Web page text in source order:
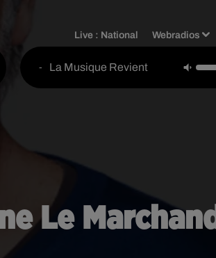
Live : National Webradios
- La Musique Revient
Le Marchand